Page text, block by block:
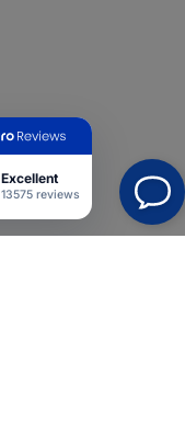
Excellent
13575 reviews